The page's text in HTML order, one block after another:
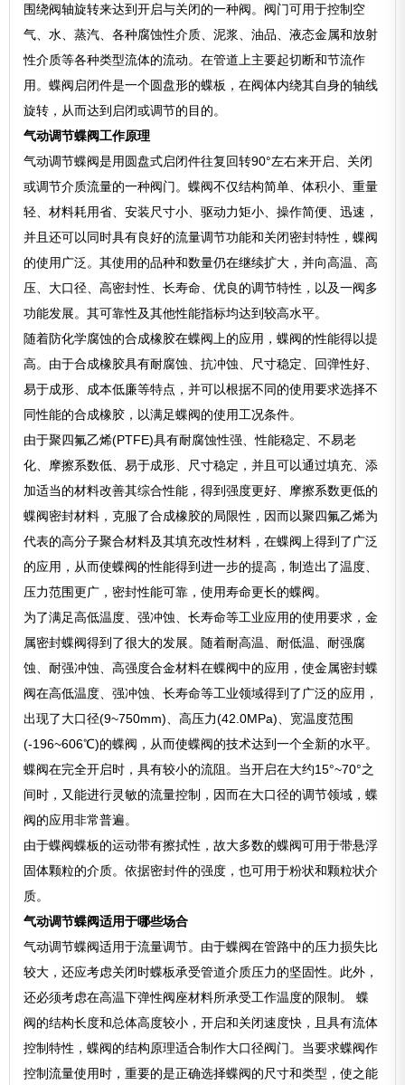
围绕阀轴旋转来达到开启与关闭的一种阀。阀门可用于控制空
气、水、蒸汽、各种腐蚀性介质、泥浆、油品、液态金属和放射
性介质等各种类型流体的流动。在管道上主要起切断和节流作
用。蝶阀启闭件是一个圆盘形的蝶板，在阀体内绕其自身的轴线
旋转，从而达到启闭或调节的目的。
气动调节蝶阀工作原理
气动调节蝶阀是用圆盘式启闭件往复回转90°左右来开启、关闭
或调节介质流量的一种阀门。蝶阀不仅结构简单、体积小、重量
轻、材料耗用省、安装尺寸小、驱动力矩小、操作简便、迅速，
并且还可以同时具有良好的流量调节功能和关闭密封特性，蝶阀
的使用广泛。其使用的品种和数量仍在继续扩大，并向高温、高
压、大口径、高密封性、长寿命、优良的调节特性，以及一阀多
功能发展。其可靠性及其他性能指标均达到较高水平。
随着防化学腐蚀的合成橡胶在蝶阀上的应用，蝶阀的性能得以提
高。由于合成橡胶具有耐腐蚀、抗冲蚀、尺寸稳定、回弹性好、
易于成形、成本低廉等特点，并可以根据不同的使用要求选择不
同性能的合成橡胶，以满足蝶阀的使用工况条件。
由于聚四氟乙烯(PTFE)具有耐腐蚀性强、性能稳定、不易老
化、摩擦系数低、易于成形、尺寸稳定，并且可以通过填充、添
加适当的材料改善其综合性能，得到强度更好、摩擦系数更低的
蝶阀密封材料，克服了合成橡胶的局限性，因而以聚四氟乙烯为
代表的高分子聚合材料及其填充改性材料，在蝶阀上得到了广泛
的应用，从而使蝶阀的性能得到进一步的提高，制造出了温度、
压力范围更广，密封性能可靠，使用寿命更长的蝶阀。
为了满足高低温度、强冲蚀、长寿命等工业应用的使用要求，金
属密封蝶阀得到了很大的发展。随着耐高温、耐低温、耐强腐
蚀、耐强冲蚀、高强度合金材料在蝶阀中的应用，使金属密封蝶
阀在高低温度、强冲蚀、长寿命等工业领域得到了广泛的应用，
出现了大口径(9~750mm)、高压力(42.0MPa)、宽温度范围
(-196~606℃)的蝶阀，从而使蝶阀的技术达到一个全新的水平。
蝶阀在完全开启时，具有较小的流阻。当开启在大约15°~70°之
间时，又能进行灵敏的流量控制，因而在大口径的调节领域，蝶
阀的应用非常普遍。
由于蝶阀蝶板的运动带有擦拭性，故大多数的蝶阀可用于带悬浮
固体颗粒的介质。依据密封件的强度，也可用于粉状和颗粒状介
质。
气动调节蝶阀适用于哪些场合
气动调节蝶阀适用于流量调节。由于蝶阀在管路中的压力损失比
较大，还应考虑关闭时蝶板承受管道介质压力的坚固性。此外，
还必须考虑在高温下弹性阀座材料所承受工作温度的限制。 蝶
阀的结构长度和总体高度较小，开启和关闭速度快，且具有流体
控制特性，蝶阀的结构原理适合制作大口径阀门。当要求蝶阀作
控制流量使用时，重要的是正确选择蝶阀的尺寸和类型，使之能